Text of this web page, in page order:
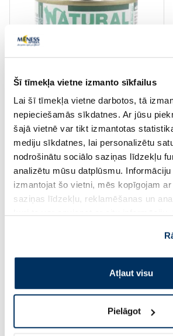
Šī tīmekļa vietne izmanto sīkfailus
Lai šī tīmekļa vietne darbotos, tā
nepieciešamās sīkdatnes. Ar jūsu
šajā vietnē var tikt izmantotas
mediju sīkdatnes, lai personalizētu
nodrošinātu sociālo saziņas līdzekļu
analizētu mūsu datplūsmu.
izmantojat šo vietni, mēs kopīgojam
saziņas līdzekļu, reklamēšanas un
pakalpojumus. Ja piekrītat šo papildu
izmantošanai, lūdzu, atzīmējiet savu
Atļaut visu
Pielāgot
NATURAL CODE 16 Pelamīdas
Šķēles konservi kaķiem, 85 g
2.13 € 2.51 €
Pirkt
Standarta cena: 2.51 €
Page 1 of 10
Saules aizsardzībai
Vairāk...